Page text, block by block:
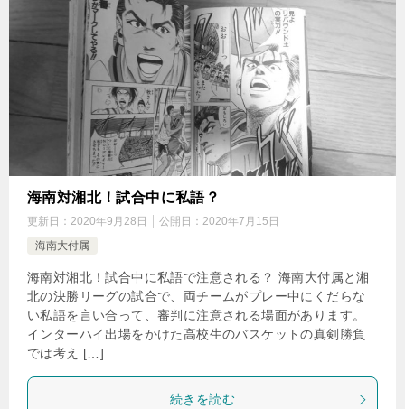
海南対湘北！試合中に私語？
更新日： 2020年9月28日 公開日： 2020年7月15日
海南大付属
海南対湘北！試合中に私語で注意される？ 海南大付属と湘
北の決勝リーグの試合で、両チームがプレー中にくだらな
い私語を言い合って、審判に注意される場面があります。
インターハイ出場をかけた高校生のバスケットの真剣勝負
では考え […]
続きを読む